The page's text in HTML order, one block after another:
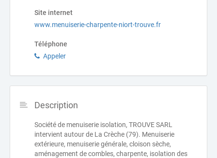
Site internet
www.menuiserie-charpente-niort-trouve.fr
Téléphone
Appeler
Description
Société de menuiserie isolation, TROUVE SARL
intervient autour de La Crèche (79). Menuiserie
extérieure, menuiserie générale, cloison sèche,
aménagement de combles, charpente, isolation des